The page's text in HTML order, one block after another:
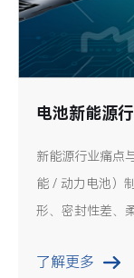
电池新能源
新能源行业痛
能 / 动力电池）
形、密封性差
±10μm、焊接
了解更多